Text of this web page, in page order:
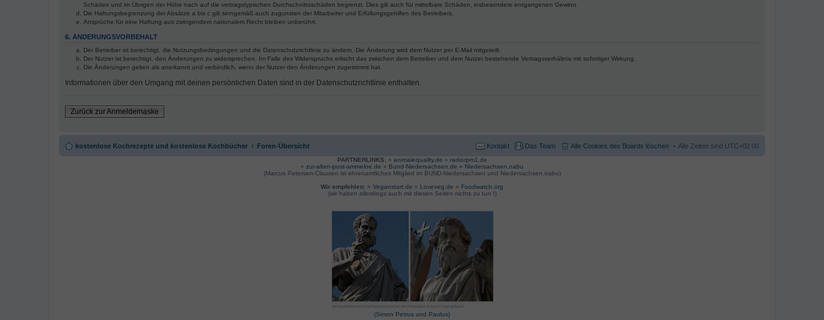
Schäden und im Übrigen der Höhe nach auf die vertragstypischen Durchschnittsschäden begrenzt. Dies gilt auch für mittelbare Schäden, insbesondere entgangenen Gewinn.
Die Haftungsbegrenzung der Absätze a bis c gilt sinngemäß auch zugunsten der Mitarbeiter und Erfüllungsgehilfen des Betreibers.
Ansprüche für eine Haftung aus zwingendem nationalem Recht bleiben unberührt.
6. ÄNDERUNGSVORBEHALT
Der Betreiber ist berechtigt, die Nutzungsbedingungen und die Datenschutzrichtlinie zu ändern. Die Änderung wird dem Nutzer per E-Mail mitgeteilt.
Der Nutzer ist berechtigt, den Änderungen zu widersprechen. Im Falle des Widerspruchs erlischt das zwischen dem Betreiber und dem Nutzer bestehende Vertragsverhältnis mit sofortiger Wirkung.
Die Änderungen gelten als anerkannt und verbindlich, wenn der Nutzer den Änderungen zugestimmt hat.
Informationen über den Umgang mit deinen persönlichen Daten sind in der Datenschutzrichtlinie enthalten.
Zurück zur Anmeldemaske
kostenlose Kochrezepte und kostenlose Kochbücher Foren-Übersicht Alle Zeiten sind UTC+02:00
Alle Cookies des Boards löschen
Das Team
Kontakt
PARTNERLINKS: » animalequality.de » radiorpm1.de
» zur-alten-post-ammeloe.de » Bund-Niedersachsen.de » Niedersachsen.nabu
(Marcus Petersen-Clausen ist ehrenamtliches Mitglied im BUND-Niedersachsen und Niedersachsen.nabu)
Wir empfehlen: » Veganstart.de » Loveveg.de » Foodwatch.org
(wir haben allerdings auch mit diesen Seiten nichts zu tun !)
(Simon Petrus und Paulus)